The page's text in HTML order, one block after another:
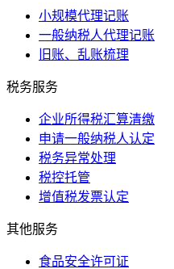
小规模代理记账
一般纳税人代理记账
旧账、乱账梳理
税务服务
企业所得税汇算清缴
申请一般纳税人认定
税务异常处理
税控托管
增值税发票认定
其他服务
食品安全许可证